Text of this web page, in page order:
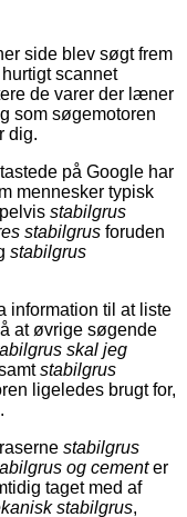
side blev søgt frem
scannet
de varer der læner
som søgemotoren
dig.
på Google har
mennesker typisk
stabilgrus
stabilgrus foruden
stabilgrus
information til at liste
at øvrige søgende
skal jeg
stabilgrus
ligeledes brugt for,
stabilgrus
og cementer
taget med af
stabilgrus,